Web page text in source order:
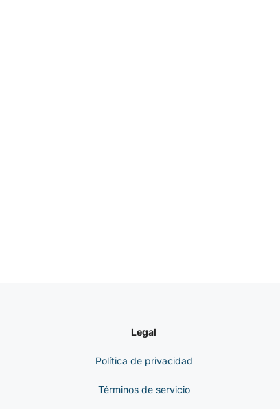
Legal
Política de privacidad
Términos de servicio